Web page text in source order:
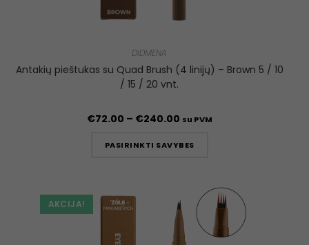
DIDMENA
Antakių pieštukas su Quad Brush (4 linijų) – Brown 5 / 10
/ 15 / 20 vnt.
€72.00 – €240.00 su PVM
PASIRINKTI SAVYBES
AKCIJA!